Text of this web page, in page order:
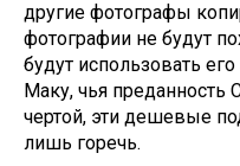
другие фотографы
фотографии не будут
будут использовать
Маку, чья преданность
чертой, эти дешевые
лишь горечь.